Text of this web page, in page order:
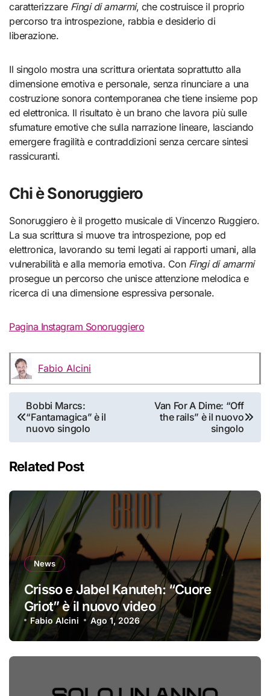
caratterizzare Fingi di amarmi, che costruisce il proprio
percorso tra introspezione, rabbia e desiderio di
liberazione.
Il singolo mostra una scrittura orientata soprattutto alla
dimensione emotiva e personale, senza rinunciare a una
costruzione sonora contemporanea che tiene insieme pop
ed elettronica. Il risultato è un brano che lavora più sulle
sfumature emotive che sulla narrazione lineare, lasciando
emergere fragilità e contraddizioni senza cercare sintesi
rassicuranti.
Chi è Sonoruggiero
Sonoruggiero è il progetto musicale di Vincenzo Ruggiero.
La sua scrittura si muove tra introspezione, pop ed
elettronica, lavorando su temi legati ai rapporti umani, alla
vulnerabilità e alla memoria emotiva. Con Fingi di amarmi
prosegue un percorso che unisce attenzione melodica e
ricerca di una dimensione espressiva personale.
Pagina Instagram Sonoruggiero
Fabio Alcini
Navigazione
articoli
Bobbi Marcs:
“Fantamagica” è il
nuovo singolo
Van For A Dime: “Off
the rails” è il nuovo
singolo
Related Post
News
Crisso e Jabel Kanuteh: “Cuore
Griot” è il nuovo video
Fabio Alcini Ago 1, 2026